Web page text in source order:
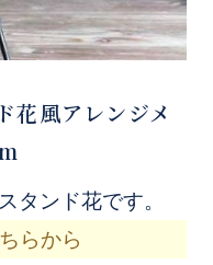
花風アレンジメ
タンド花です。
らから